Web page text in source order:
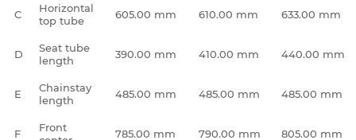
C
Horizontal
top tube
605.00 mm 610.00 mm 633.00 mm
D
Seat tube
length
390.00 mm 410.00 mm 440.00 mm
E
Chainstay
length
485.00 mm 485.00 mm 485.00 mm
F
Front
785.00 mm 790.00 mm 805.00 mm